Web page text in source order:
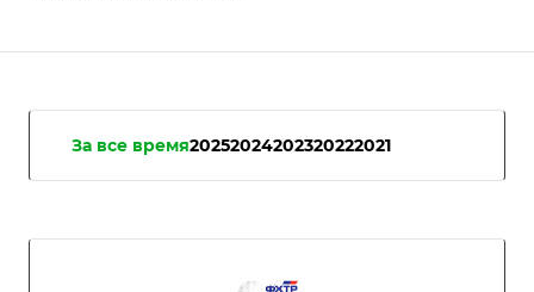
За все время20252024202320222021